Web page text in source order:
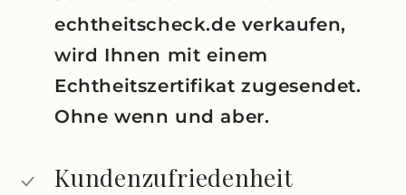
echtheitscheck.de verkaufen,
wird Ihnen mit einem
Echtheitszertifikat zugesendet.
Ohne wenn und aber.
Kundenzufriedenheit